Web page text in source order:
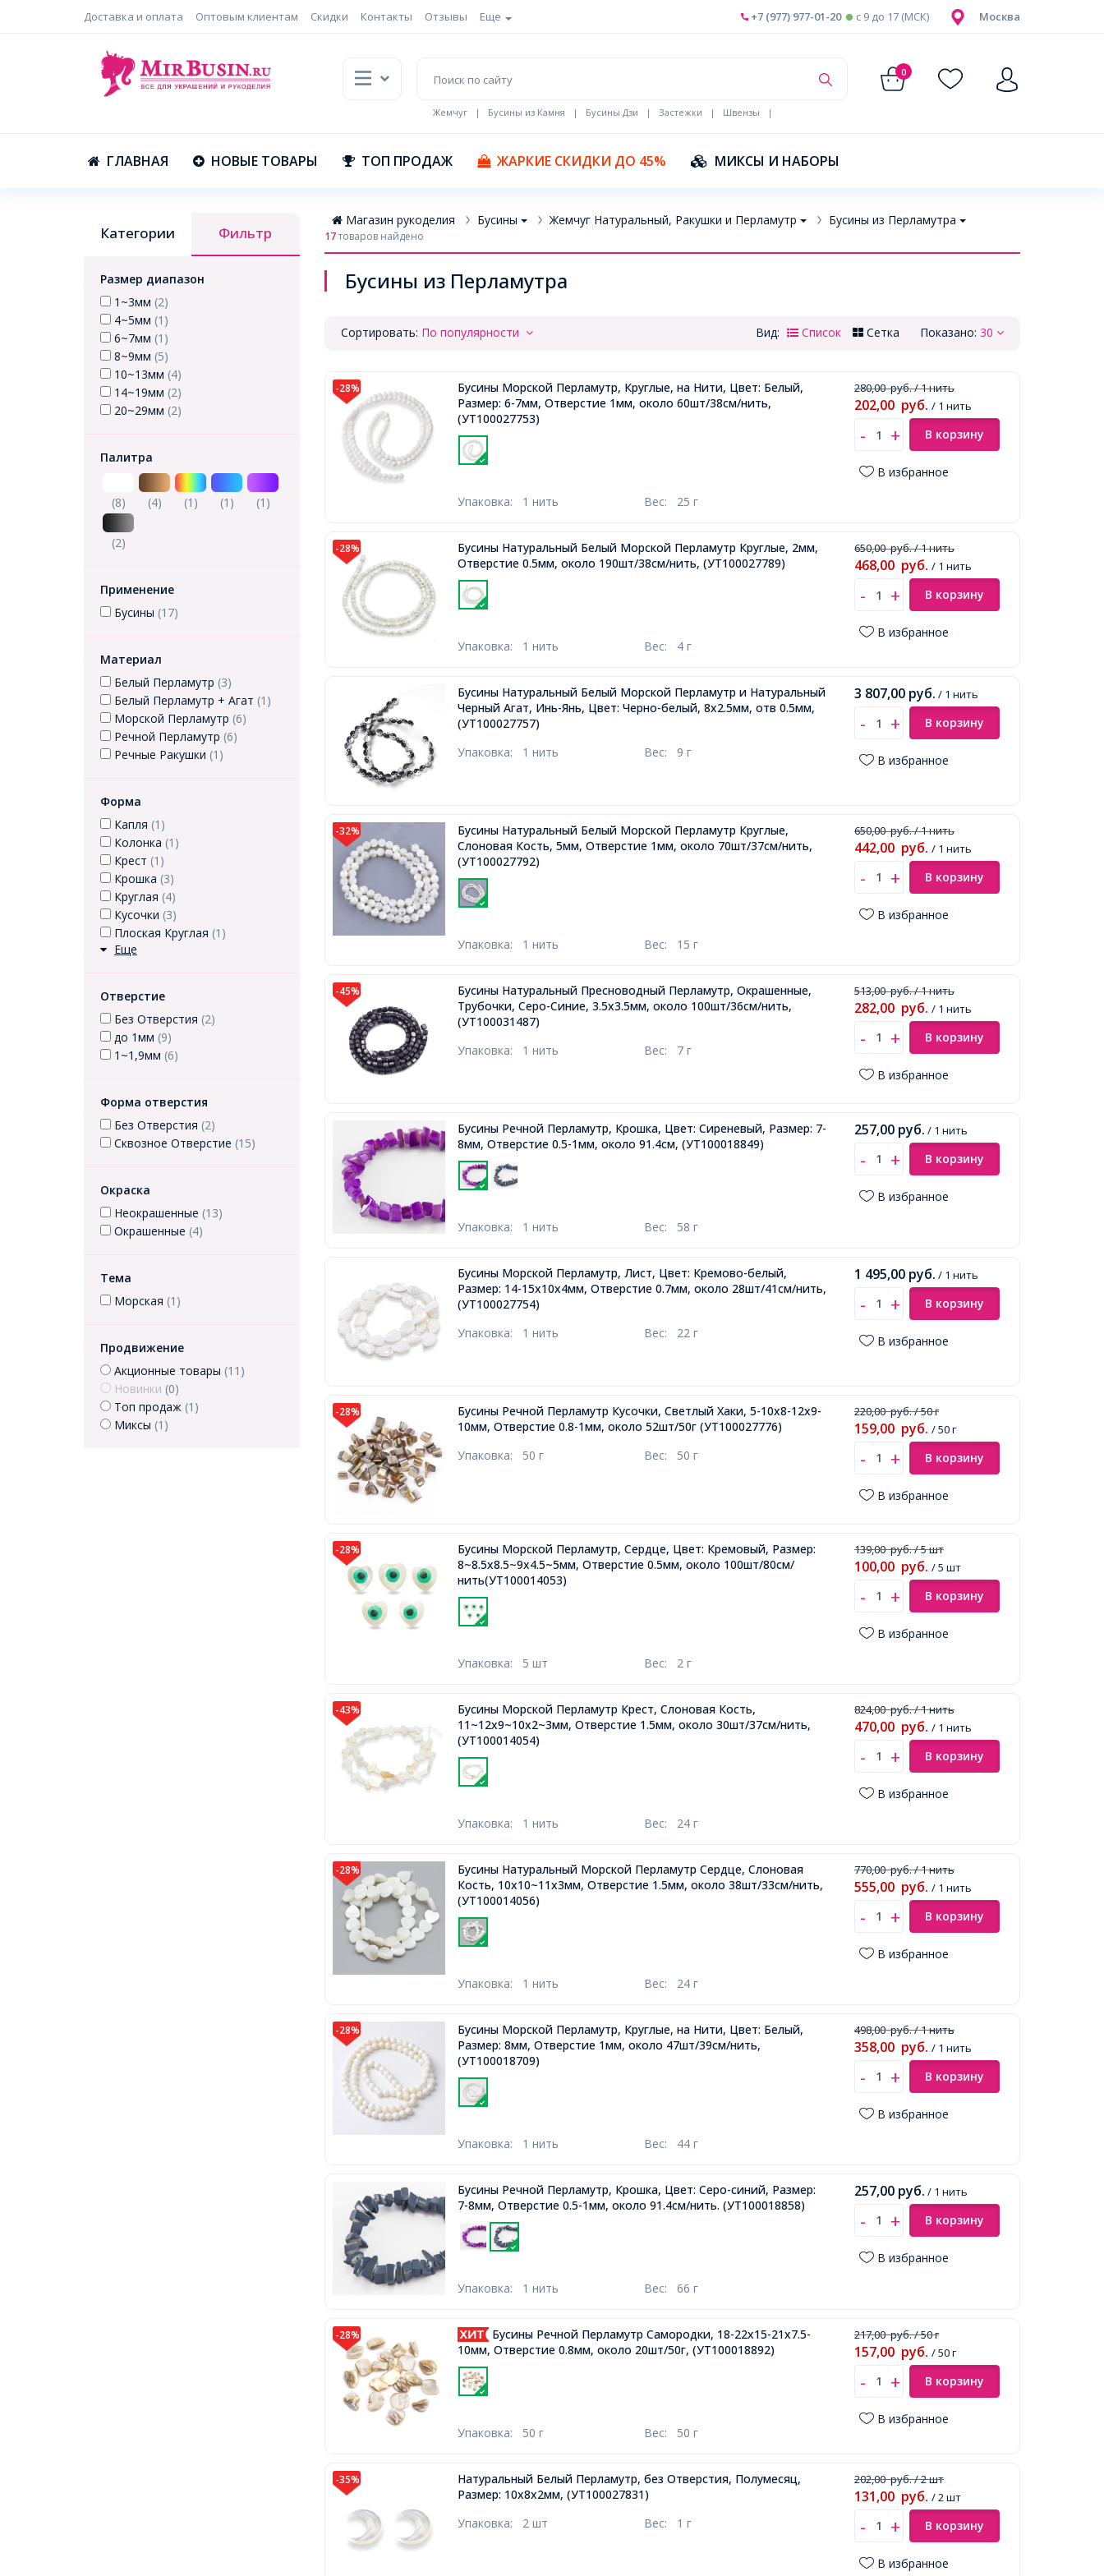
Доставка и оплата Оптовым клиентам Скидки Контакты Отзывы Еще Москва
+7 (977) 977-01-20 c 9 до 17 (МСК)
0
Жемчуг | Бусины из Камня | Бусины Дзи | Застежки | Швензы
|
ГЛАВНАЯ НОВЫЕ ТОВАРЫ ТОП ПРОДАЖ ЖАРКИЕ СКИДКИ ДО 45% МИКСЫ И НАБОРЫ
Категории Фильтр
Размер диапазон
1~3мм (2)
4~5мм (1)
6~7мм (1)
8~9мм (5)
10~13мм (4)
14~19мм (2)
20~29мм (2)
Палитра
(8) (4) (1) (1) (1)
(2)
Применение
Бусины (17)
Материал
Белый Перламутр (3)
Белый Перламутр + Агат (1)
Морской Перламутр (6)
Речной Перламутр (6)
Речные Ракушки (1)
Форма
Капля (1)
Колонка (1)
Крест (1)
Крошка (3)
Круглая (4)
Кусочки (3)
Плоская Круглая (1)
Еще
Отверстие
Без Отверстия (2)
до 1мм (9)
1~1,9мм (6)
Форма отверстия
Без Отверстия (2)
Сквозное Отверстие (15)
Окраска
Неокрашенные (13)
Окрашенные (4)
Тема
Морская (1)
Продвижение
Акционные товары (11)
Новинки (0)
Топ продаж (1)
Миксы (1)
Магазин рукоделия Бусины Жемчуг Натуральный, Ракушки и Перламутр Бусины из Перламутра
17товаров найдено
Бусины из Перламутра
Сортировать: По популярности Показано: 30
Вид: Список Сетка
-28%
Бусины Морской Перламутр, Круглые, на Нити, Цвет: Белый,
Размер: 6-7мм, Отверстие 1мм, около 60шт/38см/нить,
(УТ100027753)
Упаковка: 1 нить Вес: 25 г
280,00руб./ 1 нить
202,00 руб. / 1 нить
В корзину
В избранное
-28%
Бусины Натуральный Белый Морской Перламутр Круглые, 2мм,
Отверстие 0.5мм, около 190шт/38см/нить, (УТ100027789)
Упаковка: 1 нить Вес: 4 г
650,00руб./ 1 нить
468,00 руб. / 1 нить
В корзину
В избранное
Бусины Натуральный Белый Морской Перламутр и Натуральный
Черный Агат, Инь-Янь, Цвет: Черно-белый, 8х2.5мм, отв 0.5мм,
(УТ100027757)
Упаковка: 1 нить Вес: 9 г
3 807,00 руб. / 1 нить
В корзину
В избранное
-32%
Бусины Натуральный Белый Морской Перламутр Круглые,
Слоновая Кость, 5мм, Отверстие 1мм, около 70шт/37см/нить,
(УТ100027792)
Упаковка: 1 нить Вес: 15 г
650,00руб./ 1 нить
442,00 руб. / 1 нить
В корзину
В избранное
-45%
Бусины Натуральный Пресноводный Перламутр, Окрашенные,
Трубочки, Серо-Синие, 3.5x3.5мм, около 100шт/36см/нить,
(УТ100031487)
Упаковка: 1 нить Вес: 7 г
513,00руб./ 1 нить
282,00 руб. / 1 нить
В корзину
В избранное
Бусины Речной Перламутр, Крошка, Цвет: Сиреневый, Размер: 7-
8мм, Отверстие 0.5-1мм, около 91.4см, (УТ100018849)
Упаковка: 1 нить Вес: 58 г
257,00 руб. / 1 нить
В корзину
В избранное
Бусины Морской Перламутр, Лист, Цвет: Кремово-белый,
Размер: 14-15х10х4мм, Отверстие 0.7мм, около 28шт/41см/нить,
(УТ100027754)
Упаковка: 1 нить Вес: 22 г
1 495,00 руб. / 1 нить
В корзину
В избранное
-28%
Бусины Речной Перламутр Кусочки, Светлый Хаки, 5-10x8-12x9-
10мм, Отверстие 0.8-1мм, около 52шт/50г (УТ100027776)
Упаковка: 50 г Вес: 50 г
220,00руб./ 50 г
159,00 руб. / 50 г
В корзину
В избранное
-28%
Бусины Морской Перламутр, Сердце, Цвет: Кремовый, Размер:
8~8.5x8.5~9x4.5~5мм, Отверстие 0.5мм, около 100шт/80см/
нить(УТ100014053)
Упаковка: 5 шт Вес: 2 г
139,00руб./ 5 шт
100,00 руб. / 5 шт
В корзину
В избранное
-43%
Бусины Морской Перламутр Крест, Слоновая Кость,
11~12x9~10x2~3мм, Отверстие 1.5мм, около 30шт/37см/нить,
(УТ100014054)
Упаковка: 1 нить Вес: 24 г
824,00руб./ 1 нить
470,00 руб. / 1 нить
В корзину
В избранное
-28%
Бусины Натуральный Морской Перламутр Сердце, Слоновая
Кость, 10x10~11x3мм, Отверстие 1.5мм, около 38шт/33см/нить,
(УТ100014056)
Упаковка: 1 нить Вес: 24 г
770,00руб./ 1 нить
555,00 руб. / 1 нить
В корзину
В избранное
-28%
Бусины Морской Перламутр, Круглые, на Нити, Цвет: Белый,
Размер: 8мм, Отверстие 1мм, около 47шт/39см/нить,
(УТ100018709)
Упаковка: 1 нить Вес: 44 г
498,00руб./ 1 нить
358,00 руб. / 1 нить
В корзину
В избранное
Бусины Речной Перламутр, Крошка, Цвет: Серо-синий, Размер:
7-8мм, Отверстие 0.5-1мм, около 91.4см/нить. (УТ100018858)
Упаковка: 1 нить Вес: 66 г
257,00 руб. / 1 нить
В корзину
В избранное
-28%
Бусины Речной Перламутр Самородки, 18-22x15-21x7.5-
10мм, Отверстие 0.8мм, около 20шт/50г, (УТ100018892)
Упаковка: 50 г Вес: 50 г
217,00руб./ 50 г
157,00 руб. / 50 г
В корзину
В избранное
-35%
Натуральный Белый Перламутр, без Отверстия, Полумесяц,
Размер: 10х8х2мм, (УТ100027831)
Упаковка: 2 шт Вес: 1 г
202,00руб./ 2 шт
131,00 руб. / 2 шт
В корзину
В избранное